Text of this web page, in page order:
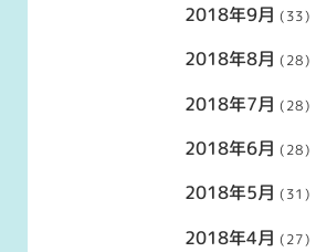
2018年9月 (33)
2018年8月 (28)
2018年7月 (28)
2018年6月 (28)
2018年5月 (31)
2018年4月 (27)